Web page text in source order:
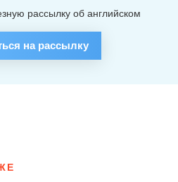
рассылку об английском
на рассылку